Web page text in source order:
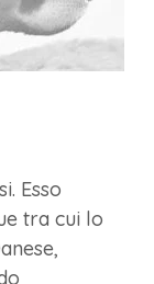
Esso
tra cui lo